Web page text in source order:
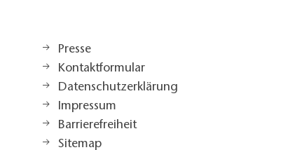
Presse
Kontaktformular
Datenschutzerklärung
Impressum
Barrierefreiheit
Sitemap